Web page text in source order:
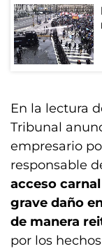
En la lectura
Tribunal
empresario
responsable
acceso
grave daño
de manera
por los